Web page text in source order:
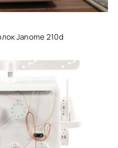
Janome 210d